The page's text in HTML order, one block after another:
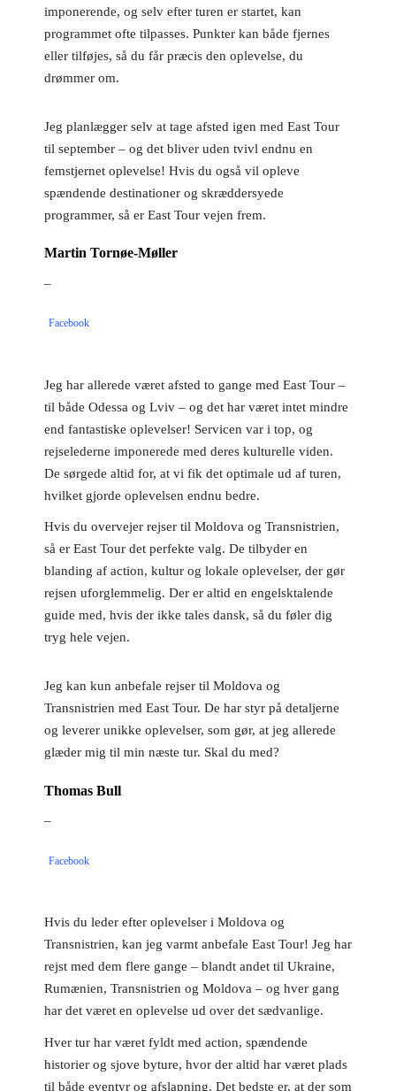
imponerende, og selv efter turen er startet, kan
programmet ofte tilpasses. Punkter kan både fjernes
eller tilføjes, så du får præcis den oplevelse, du
drømmer om.
Jeg planlægger selv at tage afsted igen med East Tour
til september – og det bliver uden tvivl endnu en
femstjernet oplevelse! Hvis du også vil opleve
spændende destinationer og skræddersyede
programmer, så er East Tour vejen frem.
Martin Tornøe-Møller
–
Facebook
Jeg har allerede været afsted to gange med East Tour –
til både Odessa og Lviv – og det har været intet mindre
end fantastiske oplevelser! Servicen var i top, og
rejselederne imponerede med deres kulturelle viden.
De sørgede altid for, at vi fik det optimale ud af turen,
hvilket gjorde oplevelsen endnu bedre.
Hvis du overvejer rejser til Moldova og Transnistrien,
så er East Tour det perfekte valg. De tilbyder en
blanding af action, kultur og lokale oplevelser, der gør
rejsen uforglemmelig. Der er altid en engelsktalende
guide med, hvis der ikke tales dansk, så du føler dig
tryg hele vejen.
Jeg kan kun anbefale rejser til Moldova og
Transnistrien med East Tour. De har styr på detaljerne
og leverer unikke oplevelser, som gør, at jeg allerede
glæder mig til min næste tur. Skal du med?
Thomas Bull
–
Facebook
Hvis du leder efter oplevelser i Moldova og
Transnistrien, kan jeg varmt anbefale East Tour! Jeg har
rejst med dem flere gange – blandt andet til Ukraine,
Rumænien, Transnistrien og Moldova – og hver gang
har det været en oplevelse ud over det sædvanlige.
Hver tur har været fyldt med action, spændende
historier og sjove byture, hvor der altid har været plads
til både eventyr og afslapning. Det bedste er, at der som